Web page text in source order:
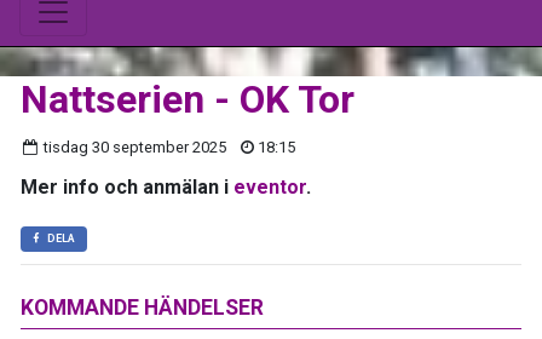
KOMMANDE HÄNDELSER
Nattserien - OK Tor
tisdag 30 september 2025 18:15
Mer info och anmälan i eventor.
DELA